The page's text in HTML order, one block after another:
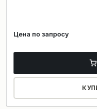
Цена по запросу